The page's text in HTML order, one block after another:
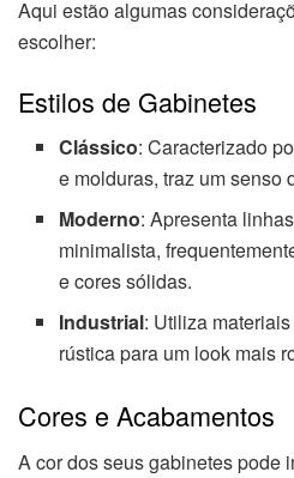
Aqui estão algumas
escolher:
Estilos de Gabinetes
Clássico: Caracterizado
e molduras, traz um senso
Moderno: Apresenta
minimalista,
e cores sólidas.
Industrial: Utiliza
rústica para um look mais
Cores e Acabamentos
A cor dos seus gabinetes pode